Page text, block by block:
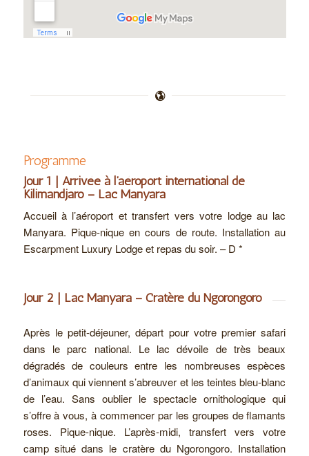
Programme
Jour 1 | Arrivée à l’aéroport international de
Kilimandjaro – Lac Manyara
Accueil à l’aéroport et transfert vers votre lodge au lac
Manyara. Pique-nique en cours de route. Installation au
Escarpment Luxury Lodge et repas du soir. – D *
Jour 2 | Lac Manyara – Cratère du Ngorongoro
Après le petit-déjeuner, départ pour votre premier safari
dans le parc national. Le lac dévoile de très beaux
dégradés de couleurs entre les nombreuses espèces
d’animaux qui viennent s’abreuver et les teintes bleu-blanc
de l’eau. Sans oublier le spectacle ornithologique qui
s’offre à vous, à commencer par les groupes de flamants
roses. Pique-nique. L’après-midi, transfert vers votre
camp situé dans le cratère du Ngorongoro. Installation